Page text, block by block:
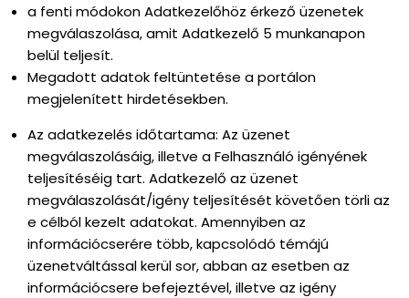
a fenti módokon Adatkezelőhöz érkező üzenetek
megválaszolása, amit Adatkezelő 5 munkanapon
belül teljesít.
Megadott adatok feltüntetése a portálon
megjelenített hirdetésekben.
Az adatkezelés időtartama: Az üzenet
megválaszolásáig, illetve a Felhasználó igényének
teljesítéséig tart. Adatkezelő az üzenet
megválaszolását/igény teljesítését követően törli az
e célból kezelt adatokat. Amennyiben az
információcserére több, kapcsolódó témájú
üzenetváltással kerül sor, abban az esetben az
információcsere befejeztével, illetve az igény